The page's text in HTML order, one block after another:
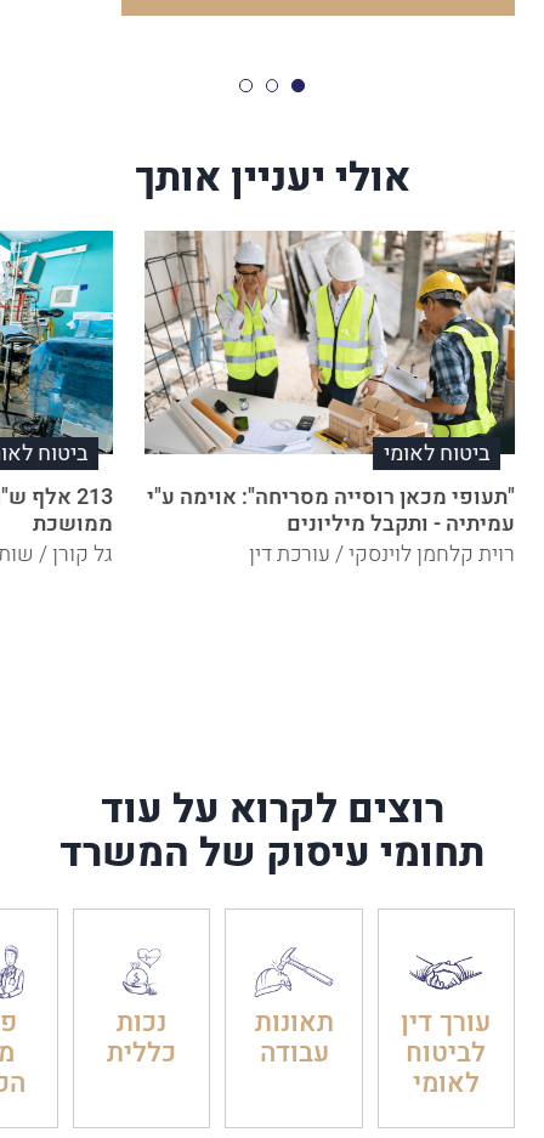
אולי יעניין אותך
ביטוח לאומי
"תעופי מכאן רוסייה מסריחה": אוימה ע"י
עמיתיה - ותקבל מיליונים
רוית קלחמן לוינסקי / עורכת דין
ביטוח
213
ממושכת
גל קורן /
רוצים לקרוא על עוד
תחומי עיסוק של המשרד
עורך דין
לביטוח
לאומי
תאונות
עבודה
נכות
כללית